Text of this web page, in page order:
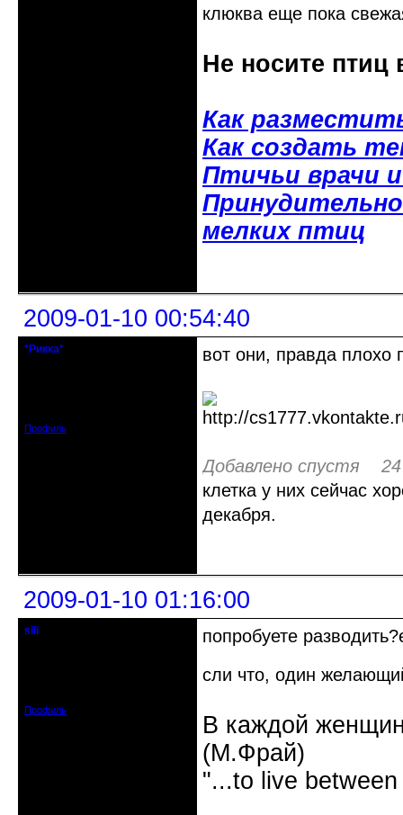
клюква еще пока
Не носите птиц
Как
Как создать
Птичьи врачи
мелких птиц
2009-01-10 00:54:40
*Рикка*
Профиль
вот они, правда плохо
Добавлено спустя 24
клетка у них сейчас
декабря.
2009-01-10 01:16:00
sili
Профиль
попробуете
сли что, один
В каждой
(М.Фрай)
"...to live